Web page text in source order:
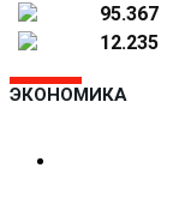
95.367
12.235
ЭКОНОМИКА